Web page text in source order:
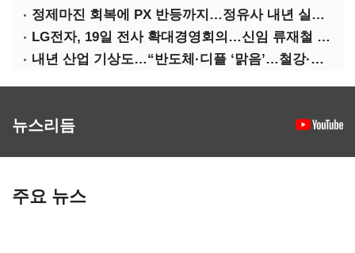
정제마진 회복에 PX 반등까지…정유사 내년 실적 기대
LG전자, 19일 전사 확대경영회의…신임 류재철 사장 주관
내년 산업 기상도…“반도체·디플 ‘맑음’…철강·석화 ‘흐림’”
뉴스리듬
주요 뉴스